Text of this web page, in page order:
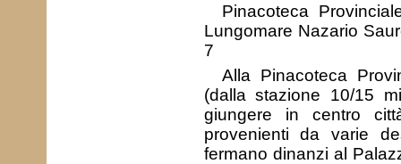
Pinacoteca
Lungomare Nazario
7
Alla Pinacoteca
(dalla stazione 10/15
giungere in centro
provenienti da varie
fermano dinanzi al